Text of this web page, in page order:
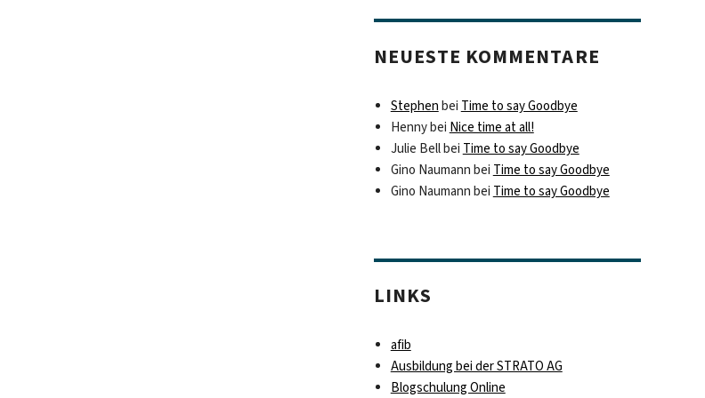
NEUESTE KOMMENTARE
Stephen bei Time to say Goodbye
Hennybei Nice time at all!
Julie Bellbei Time to say Goodbye
Gino Naumann bei Time to say Goodbye
Gino Naumann bei Time to say Goodbye
LINKS
afib
Ausbildung bei der STRATO AG
Blogschulung Online